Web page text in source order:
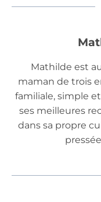
Mathilde est
maman de trois
familiale, simple
ses meilleures
dans sa propre